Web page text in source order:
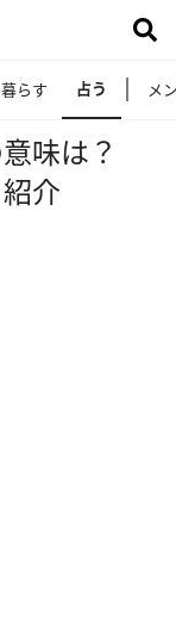
暮らす 占う メ
意味は？
介